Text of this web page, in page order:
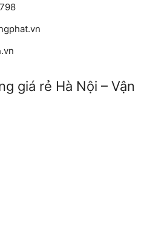
giá rẻ Hà Nội – Vận